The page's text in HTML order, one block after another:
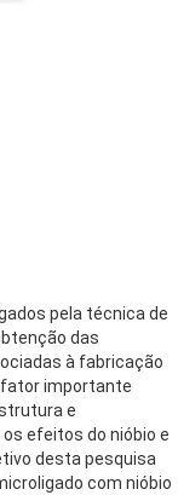
pela técnica de
das
à fabricação
fator importante
e
efeitos do nióbio e
desta pesquisa
com nióbio